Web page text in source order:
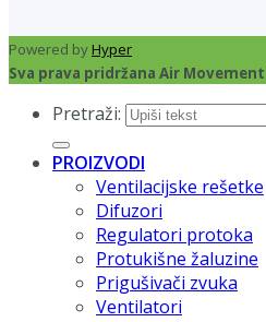
Powered byHyper
Sva prava pridržana Air
Pretraži:
PROIZVODI
Ventilacijske rešetke
Difuzori
Regulatori protoka
Protukišne žaluzine
Prigušivači zvuka
Ventilatori